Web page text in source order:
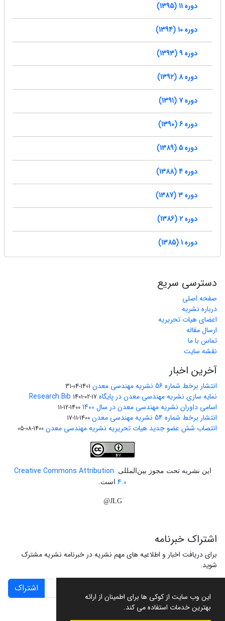
این وب سایت از کوکی ها برای اطمینان از ارائه
بهترین خدمات استفاده می کند.
دوره 11 (1395)
دوره 10 (1394)
دوره 9 (1393)
دوره 8 (1392)
دوره 7 (1391)
دوره 6 (1390)
دوره 5 (1389)
دوره 4 (1388)
دوره 3 (1387)
دوره 2 (1386)
دوره 1 (1385)
دسترسی سریع
صفحه اصلی
درباره نشریه
اعضای هیات تحریریه
ارسال مقاله
تماس با ما
نقشه سایت
آخرین اخبار
انتشار برخط شماره 56 نشریه مهندسی معدن 1401-04-31
نمایه سازی نشریه مهندسی معدن در پایگاه Research Bib 1401-02-17
اسامی داوران نشریه مهندسی معدن در سال 1400 1400-12-11
انتشار برخط شماره 54 نشریه مهندسی معدن 1400-11-17
انتصاب شش عضو جدید هیات تحریریه نشریه مهندسی معدن 1400-08-05
این نشریه تحت مجوز بین‌المللی
Creative Commons Attribution
4.0 است.
JLG@
اشتراک خبرنامه
برای دریافت اخبار و اطلاعیه های مهم نشریه در خبرنامه نشریه مشترک
شوید.
اشتراک